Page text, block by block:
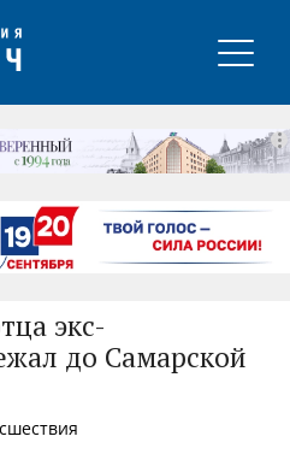
экс-
до Самарской